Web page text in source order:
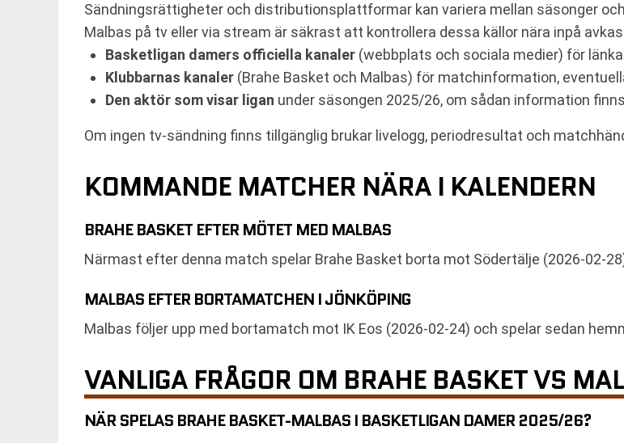
Sändningsrättigheter och distributionsplattformar kan variera mellan säsonger
Malbas på tv eller via stream är säkrast att kontrollera dessa källor nära inpå
Basketligan damers officiella kanaler (webbplats och sociala medier) för
Klubbarnas kanaler (Brahe Basket och Malbas) för matchinformation,
Den aktör som visar ligan under säsongen 2025/26, om sådan information
Om ingen tv-sändning finns tillgänglig brukar livelogg, periodresultat och
KOMMANDE MATCHER NÄRA I KALENDERN
BRAHE BASKET EFTER MÖTET MED MALBAS
Närmast efter denna match spelar Brahe Basket borta mot Södertälje (2026-02-
MALBAS EFTER BORTAMATCHEN I JÖNKÖPING
Malbas följer upp med bortamatch mot IK Eos (2026-02-24) och spelar sedan
VANLIGA FRÅGOR OM BRAHE BASKET VS
NÄR SPELAS BRAHE BASKET-MALBAS I BASKETLIGAN DAMER 2025/26?